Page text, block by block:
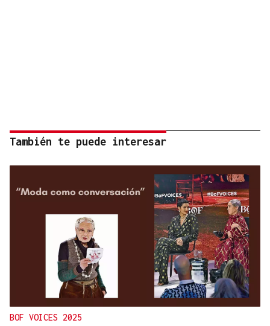
También te puede interesar
BOF VOICES 2025